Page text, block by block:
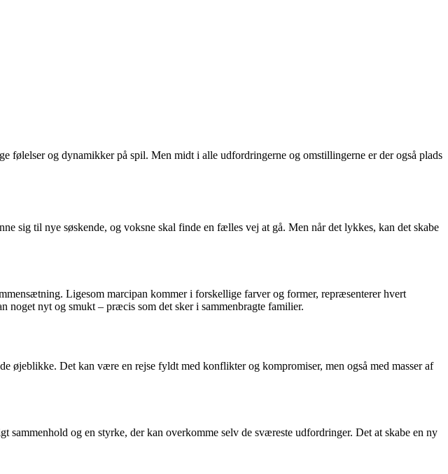
følelser og dynamikker på spil. Men midt i alle udfordringerne og omstillingerne er der også plads
sig til nye søskende, og voksne skal finde en fælles vej at gå. Men når det lykkes, kan det skabe
Ligesom marcipan kommer i forskellige farver og former, repræsenterer hvert
noget nyt og smukt – præcis som det sker i sammenbragte familier.
øjeblikke. Det kan være en rejse fyldt med konflikter og kompromiser, men også med masser af
og en styrke, der kan overkomme selv de sværeste udfordringer. Det at skabe en ny